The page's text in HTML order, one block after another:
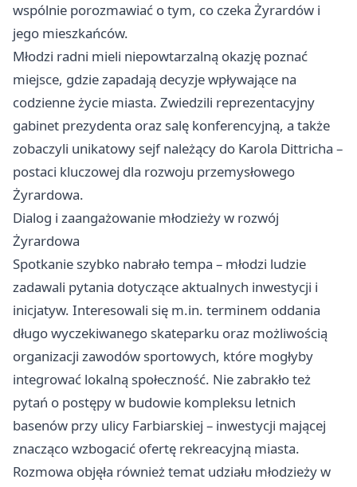
wspólnie porozmawiać o tym, co czeka Żyrardów i
jego mieszkańców.
Młodzi radni mieli niepowtarzalną okazję poznać
miejsce, gdzie zapadają decyzje wpływające na
codzienne życie miasta. Zwiedzili reprezentacyjny
gabinet prezydenta oraz salę konferencyjną, a także
zobaczyli unikatowy sejf należący do Karola Dittricha –
postaci kluczowej dla rozwoju przemysłowego
Żyrardowa.
Dialog i zaangażowanie młodzieży w rozwój
Żyrardowa
Spotkanie szybko nabrało tempa – młodzi ludzie
zadawali pytania dotyczące aktualnych inwestycji i
inicjatyw. Interesowali się m.in. terminem oddania
długo wyczekiwanego skateparku oraz możliwością
organizacji zawodów sportowych, które mogłyby
integrować lokalną społeczność. Nie zabrakło też
pytań o postępy w budowie kompleksu letnich
basenów przy ulicy Farbiarskiej – inwestycji mającej
znacząco wzbogacić ofertę rekreacyjną miasta.
Rozmowa objęła również temat udziału młodzieży w